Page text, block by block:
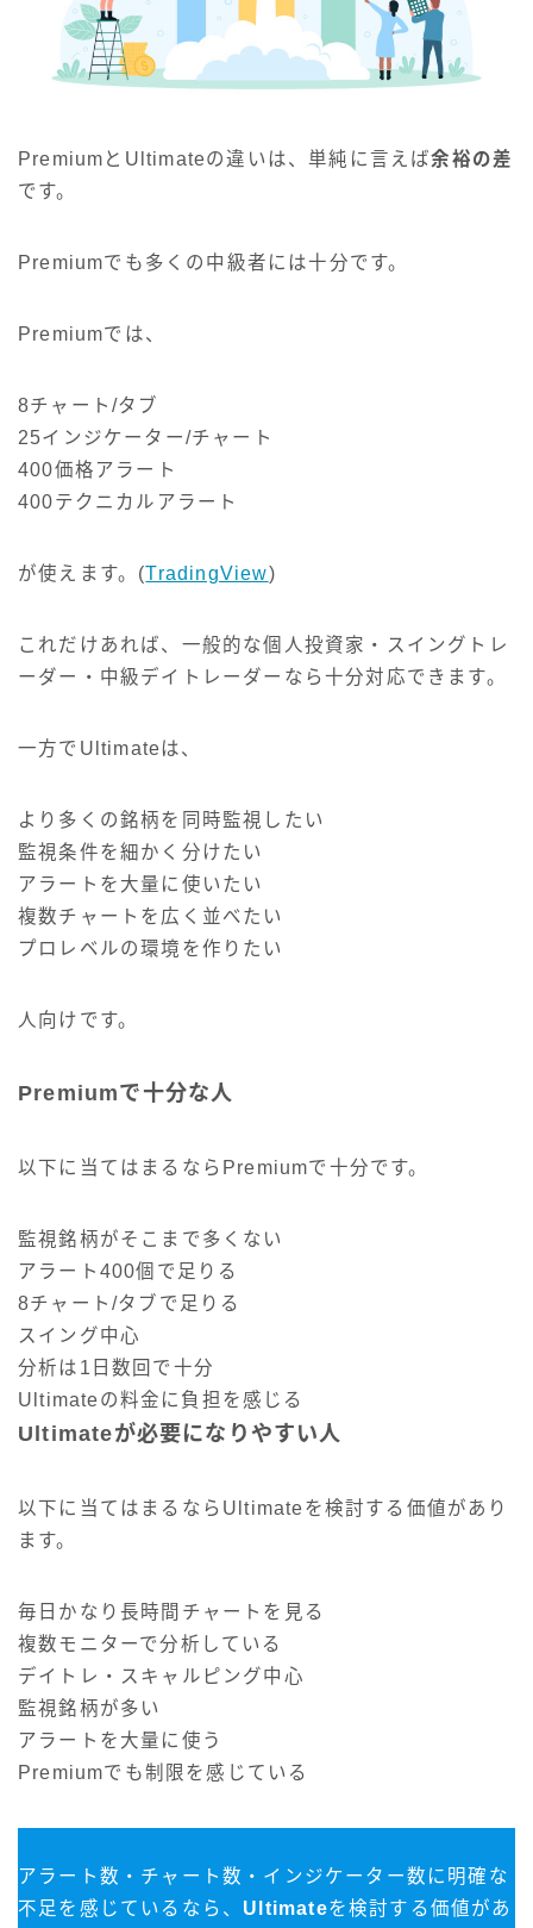
PremiumとUltimateの違いは、単純に言えば余裕の差
です。
Premiumでも多くの中級者には十分です。
Premiumでは、
8チャート/タブ
25インジケーター/チャート
400価格アラート
400テクニカルアラート
が使えます。(TradingView)
これだけあれば、一般的な個人投資家・スイングトレ
ーダー・中級デイトレーダーなら十分対応できます。
一方でUltimateは、
より多くの銘柄を同時監視したい
監視条件を細かく分けたい
アラートを大量に使いたい
複数チャートを広く並べたい
プロレベルの環境を作りたい
人向けです。
Premiumで十分な人
以下に当てはまるならPremiumで十分です。
監視銘柄がそこまで多くない
アラート400個で足りる
8チャート/タブで足りる
スイング中心
分析は1日数回で十分
Ultimateの料金に負担を感じる
Ultimateが必要になりやすい人
以下に当てはまるならUltimateを検討する価値があり
ます。
毎日かなり長時間チャートを見る
複数モニターで分析している
デイトレ・スキャルピング中心
監視銘柄が多い
アラートを大量に使う
Premiumでも制限を感じている
アラート数・チャート数・インジケーター数に明確な
不足を感じているなら、 Ultimateを検討する価値があ